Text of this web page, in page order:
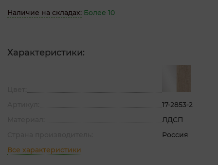
Наличие на складах: Более 10
Характеристики:
17-2853-2
ЛДСП
Россия
Все характеристики